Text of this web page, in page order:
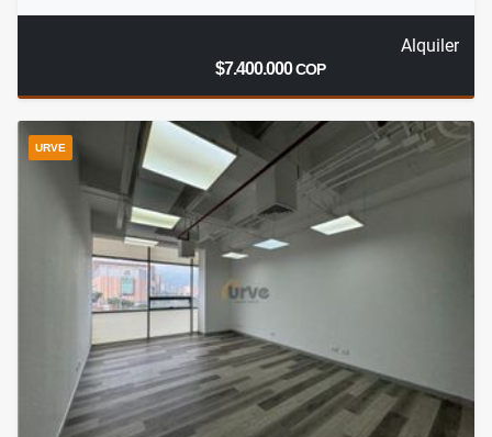
Alquiler
$7.400.000COP
URVE